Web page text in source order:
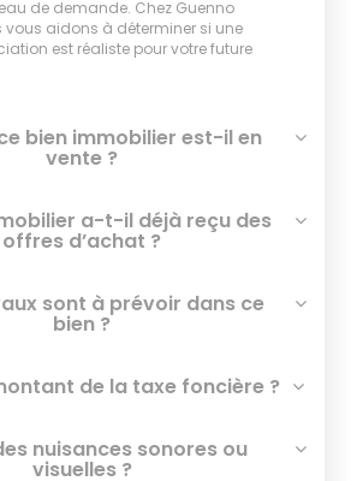
de demande. Chez Guenno
vous aidons à déterminer si une
est réaliste pour votre future
bien immobilier est-il en
vente ?
a-t-il déjà reçu des
offres d’achat ?
sont à prévoir dans ce
bien ?
de la taxe foncière ?
nuisances sonores ou
visuelles ?